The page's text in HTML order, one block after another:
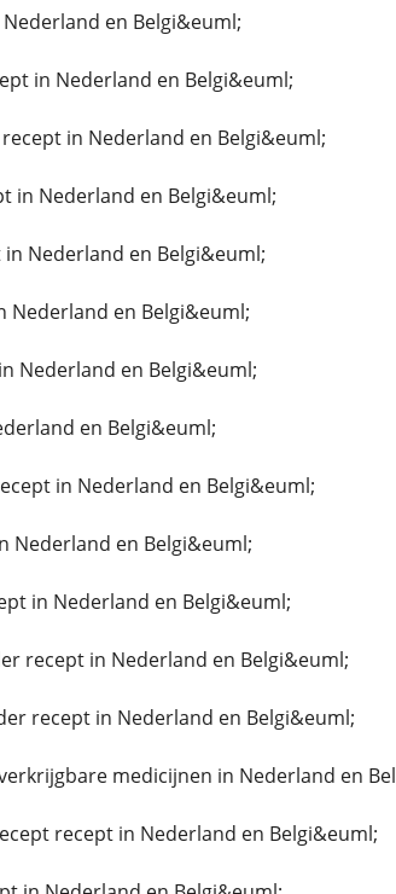
en Belgi&euml;
in Nederland en Belgi&euml;
in Nederland en Belgi&euml;
in Nederland en Belgi&euml;
Nederland en Belgi&euml;
Nederland en Belgi&euml;
Nederland en Belgi&euml;
en Belgi&euml;
in Nederland en Belgi&euml;
Nederland en Belgi&euml;
in Nederland en Belgi&euml;
recept in Nederland en Belgi&euml;
recept in Nederland en Belgi&euml;
medicijnen in Nederland en
recept in Nederland en Belgi&euml;